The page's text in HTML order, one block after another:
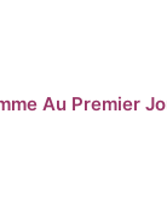
Au Premier